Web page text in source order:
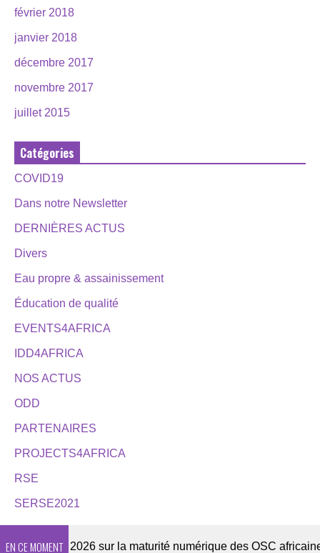
février 2018
janvier 2018
décembre 2017
novembre 2017
juillet 2015
Catégories
COVID19
Dans notre Newsletter
DERNIÈRES ACTUS
Divers
Eau propre & assainissement
Éducation de qualité
EVENTS4AFRICA
IDD4AFRICA
NOS ACTUS
ODD
PARTENAIRES
PROJECTS4AFRICA
RSE
SERSE2021
EN CE MOMENT2026 sur la maturité numérique des OSC africaines